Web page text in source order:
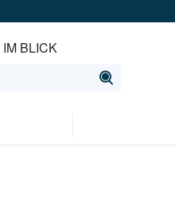
IM BLICK